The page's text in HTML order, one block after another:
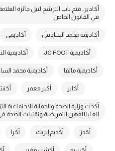
أكادير.. فتح باب الترشح لنيل جائزة
في القانون الخاص
أكاديمة محمد السادس أكاديمي
أكاديمية JC FOOT أكاديمية
أكاديمية مالقا أكاديمية محمد
أكاير أكبر معمر
أكدت وزارة الصحة والحماية الاجتماعية
العليا للمهن التمريضية وتقنيات
أكدز أكديم إيزيك أكرا